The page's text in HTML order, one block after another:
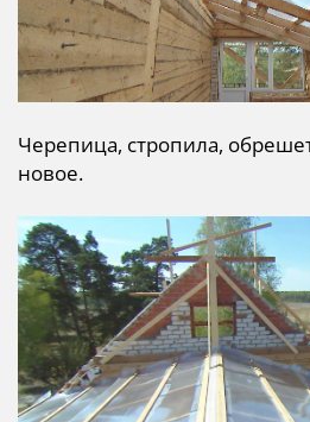
Черепица, стропила,
новое.